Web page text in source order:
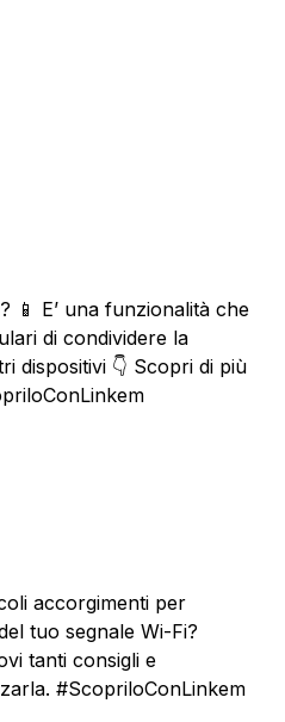
📱 E’ una funzionalità che
di condividere la
dispositivi 👇 Scopri di più
accorgimenti per
tuo segnale Wi-Fi?
tanti consigli e
#ScopriloConLinkem